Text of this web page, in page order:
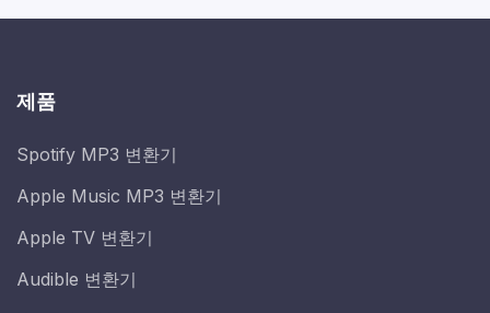
제품
Spotify MP3 변환기
Apple Music MP3 변환기
Apple TV 변환기
Audible 변환기